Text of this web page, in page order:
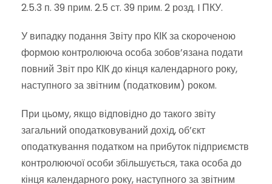
2.5.3 п. 39 прим. 2.5 ст. 39 прим. 2 розд. I ПКУ.
У випадку подання Звіту про КІК за скороченою
формою контролююча особа зобов’язана подати
повний Звіт про КІК до кінця календарного року,
наступного за звітним (податковим) роком.
При цьому, якщо відповідно до такого звіту
загальний оподатковуваний дохід, об’єкт
оподаткування податком на прибуток підприємств
контролюючої особи збільшується, така особа до
кінця календарного року, наступного за звітним